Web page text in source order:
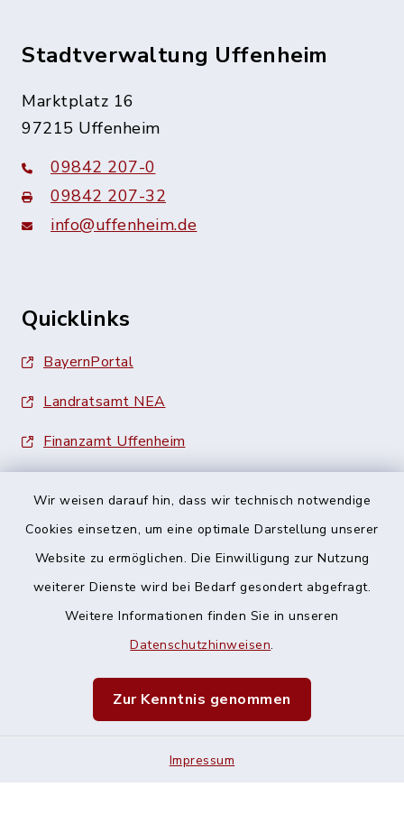
Wir weisen darauf hin, dass wir technisch notwendige
Cookies einsetzen, um eine optimale Darstellung unserer
Website zu ermöglichen. Die Einwilligung zur Nutzung
weiterer Dienste wird bei Bedarf gesondert abgefragt.
Weitere Informationen finden Sie in unseren
Datenschutzhinweisen.
Zur Kenntnis genommen
Impressum
Stadtverwaltung Uffenheim
Marktplatz 16
97215 Uffenheim
09842 207-0
09842 207-32
info@uffenheim.de
Quicklinks
BayernPortal
Landratsamt NEA
Finanzamt Uffenheim
Barrierefreiheit
Impressum
Sitemap